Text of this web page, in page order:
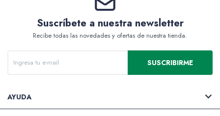
Suscríbete a nuestra newsletter
Recibe todas las novedades y ofertas de nuestra tienda.
SUSCRIBIRME
AYUDA